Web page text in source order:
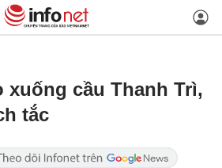
xuống cầu Thanh Trì,
tắc